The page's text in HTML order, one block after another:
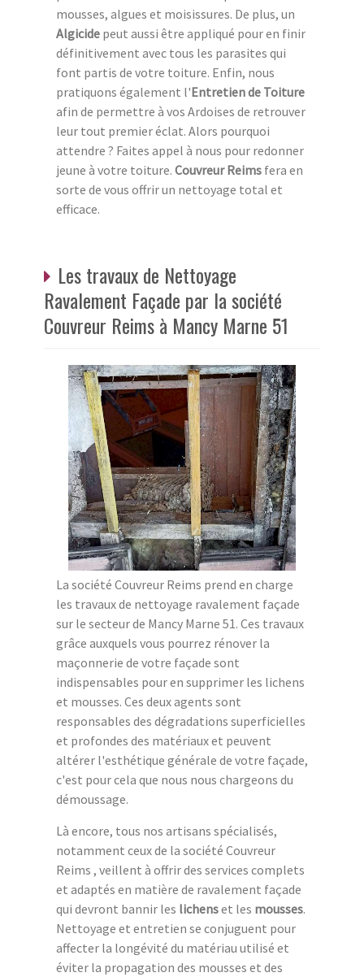
mousses, algues et moisissures. De plus, un
Algicide peut aussi être appliqué pour en finir
définitivement avec tous les parasites qui
font partis de votre toiture. Enfin, nous
pratiquons également l'Entretien de Toiture
afin de permettre à vos Ardoises de retrouver
leur tout premier éclat. Alors pourquoi
attendre ? Faites appel à nous pour redonner
jeune à votre toiture. Couvreur Reims fera en
sorte de vous offrir un nettoyage total et
efficace.
Les travaux de Nettoyage
Ravalement Façade par la société
Couvreur Reims à Mancy Marne 51
La société Couvreur Reims prend en charge
les travaux de nettoyage ravalement façade
sur le secteur de Mancy Marne 51. Ces travaux
grâce auxquels vous pourrez rénover la
maçonnerie de votre façade sont
indispensables pour en supprimer les lichens
et mousses. Ces deux agents sont
responsables des dégradations superficielles
et profondes des matériaux et peuvent
altérer l'esthétique générale de votre façade,
c'est pour cela que nous nous chargeons du
démoussage.
Là encore, tous nos artisans spécialisés,
notamment ceux de la société Couvreur
Reims , veillent à offrir des services complets
et adaptés en matière de ravalement façade
qui devront bannir les lichenset les mousses.
Nettoyage et entretien se conjuguent pour
affecter la longévité du matériau utilisé et
éviter la propagation des mousses et des